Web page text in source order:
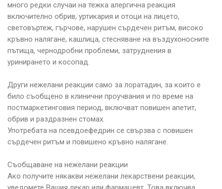
много редки случаи на тежка алергична реакция
включително обрив, уртикария и отоци на лицето,
световъртеж, гърчове, нарушен сърдечен ритъм, високо
кръвно налягане, кашлица, стесняване на въздухоносните
пътища, чернодробни проблеми, затруднения в
уринирането и косопад.
Други нежелани реакции само за лоратадин, за които е
било съобщено в клинични проучвания и по време на
постмаркетинговия период, включват повишен апетит,
обрив и раздразнен стомах.
Употребата на псевдоефедрин се свързва с повишен
сърдечен ритъм и повишено кръвно налягане.
Съобщаване на нежелани реакции
Ако получите някакви нежелани лекарствени реакции,